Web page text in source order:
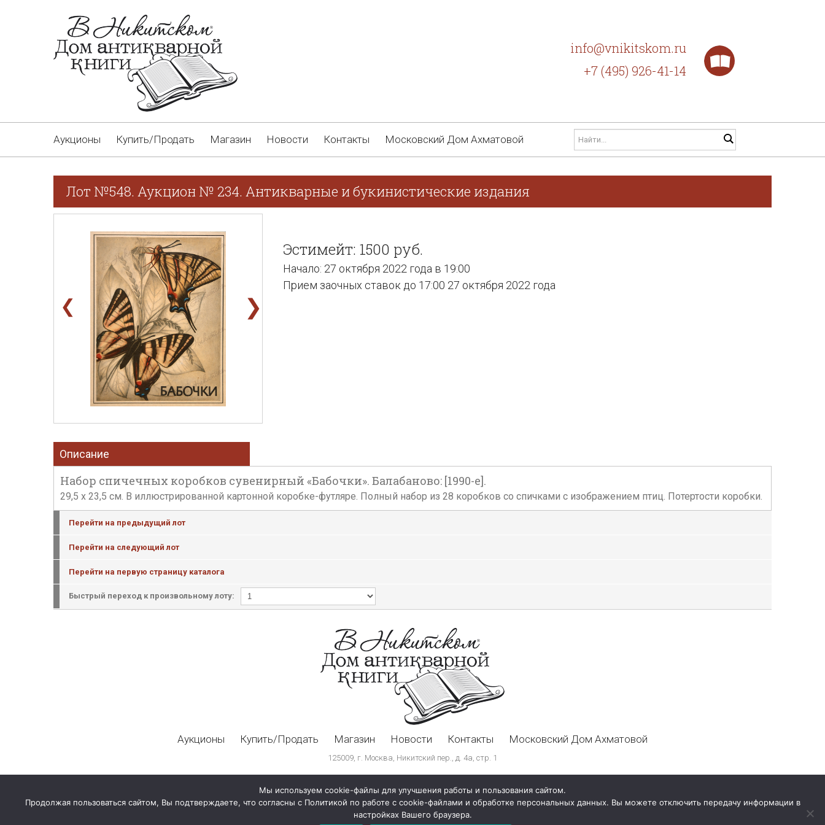
info@vnikitskom.ru
+7 (495) 926-41-14
Аукционы Купить/Продать Магазин Новости Контакты Московский Дом Ахматовой
Лот №548. Аукцион № 234. Антикварные и букинистические издания
❮ ❯
Эстимейт: 1500 руб.
Начало: 27 октября 2022 года в 19:00
Прием заочных ставок до 17:00 27 октября 2022 года
Описание
Набор спичечных коробков сувенирный «Бабочки». Балабаново: [1990-е].
29,5 x 23,5 см. В иллюстрированной картонной коробке-футляре. Полный набор из 28 коробков со спичками с изображением птиц. Потертости коробки.
Перейти на предыдущий лот
Перейти на следующий лот
Перейти на первую страницу каталога
Быстрый переход к произвольному лоту:
Аукционы Купить/Продать Магазин Новости Контакты Московский Дом Ахматовой
125009, г. Москва, Никитский пер., д. 4а, стр. 1
Мы используем cookie-файлы для улучшения работы и пользования сайтом.
Продолжая пользоваться сайтом, Вы подтверждаете, что согласны с Политикой по работе с cookie-файлами и обработке персональных данных. Вы можете отключить передачу информации в
настройках Вашего браузера.